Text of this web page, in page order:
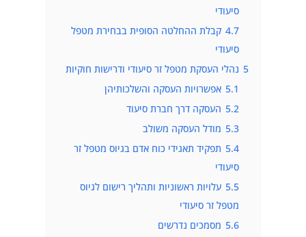
סיעודי
4.7 קבלת ההחלטה הסופית בבחירת מטפל
סיעודי
5 נהלי העסקת מטפל זר סיעודי ודרישות חוקיות
5.1 אפשרויות העסקה והשלכותיהן
5.2 העסקה דרך חברת סיעוד
5.3 מודל העסקה משולב
5.4 תפקיד תאגידי כוח אדם בגיוס מטפל זר
סיעודי
5.5 עלויות ראשוניות ותהליך רישום לגיוס
מטפל זר סיעודי
5.6 מסמכים נדרשים